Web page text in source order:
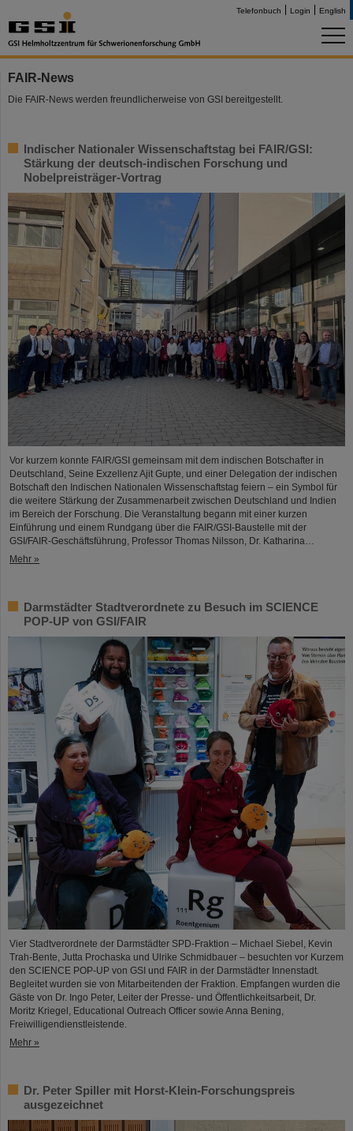
Telefonbuch Login English
FAIR-News
Die FAIR-News werden freundlicherweise von GSI bereitgestellt.
Indischer Nationaler Wissenschaftstag bei FAIR/GSI:
Stärkung der deutsch-indischen Forschung und
Nobelpreisträger-Vortrag
Vor kurzem konnte FAIR/GSI gemeinsam mit dem indischen Botschafter in
Deutschland, Seine Exzellenz Ajit Gupte, und einer Delegation der indischen
Botschaft den Indischen Nationalen Wissenschaftstag feiern – ein Symbol für
die weitere Stärkung der Zusammenarbeit zwischen Deutschland und Indien
im Bereich der Forschung. Die Veranstaltung begann mit einer kurzen
Einführung und einem Rundgang über die FAIR/GSI-Baustelle mit der
GSI/FAIR-Geschäftsführung, Professor Thomas Nilsson, Dr. Katharina…
Mehr »
Darmstädter Stadtverordnete zu Besuch im SCIENCE
POP-UP von GSI/FAIR
Vier Stadtverordnete der Darmstädter SPD-Fraktion – Michael Siebel, Kevin
Trah-Bente, Jutta Prochaska und Ulrike Schmidbauer – besuchten vor Kurzem
den SCIENCE POP-UP von GSI und FAIR in der Darmstädter Innenstadt.
Begleitet wurden sie von Mitarbeitenden der Fraktion. Empfangen wurden die
Gäste von Dr. Ingo Peter, Leiter der Presse- und Öffentlichkeitsarbeit, Dr.
Moritz Kriegel, Educational Outreach Officer sowie Anna Bening,
Freiwilligendienstleistende.
Mehr »
Dr. Peter Spiller mit Horst-Klein-Forschungspreis
ausgezeichnet